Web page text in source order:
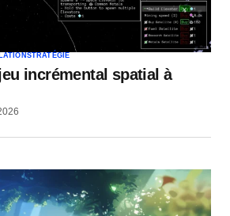
STRATÉGIE
incrémental spatial à